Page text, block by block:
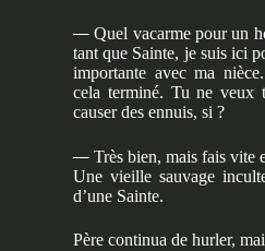
—Quel vacarme pour un
tant que Sainte, je suis ici
importante avec ma
cela terminé. Tu ne veux
causer des ennuis, si ?
— Très bien, mais fais vite
Une vieille sauvage
d’une Sainte.
Père continua de hurler,